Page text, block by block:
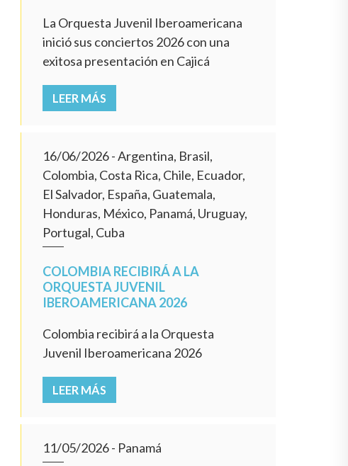
La Orquesta Juvenil Iberoamericana
inició sus conciertos 2026 con una
exitosa presentación en Cajicá
LEER MÁS
16/06/2026- Argentina, Brasil,
Colombia, Costa Rica, Chile, Ecuador,
El Salvador, España, Guatemala,
Honduras, México, Panamá, Uruguay,
Portugal, Cuba
COLOMBIA RECIBIRÁ A LA
ORQUESTA JUVENIL
IBEROAMERICANA 2026
Colombia recibirá a la Orquesta
Juvenil Iberoamericana 2026
LEER MÁS
11/05/2026- Panamá